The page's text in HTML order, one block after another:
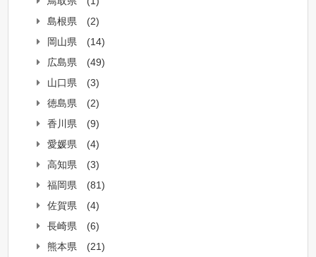
島根県
(2)
岡山県
(14)
広島県
(49)
山口県
(3)
徳島県
(2)
香川県
(9)
愛媛県
(4)
高知県
(3)
福岡県
(81)
佐賀県
(4)
長崎県
(6)
熊本県
(21)